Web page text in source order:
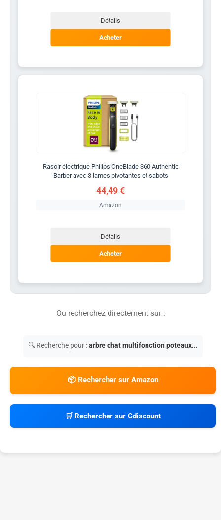
Détails
Acheter
Rasoir électrique Philips OneBlade 360 Authentic
Barber avec 3 lames pivotantes et sabots
44,49 €
Amazon
Détails
Acheter
Ou recherchez directement sur :
🔍 Recherche pour :arbre chat multifonction poteaux...
📦 Rechercher sur Amazon
🛒 Rechercher sur Cdiscount